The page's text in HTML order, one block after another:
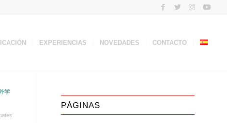
EXPERIENCIAS NOVEDADES CONTACTO
学
PÁGINAS